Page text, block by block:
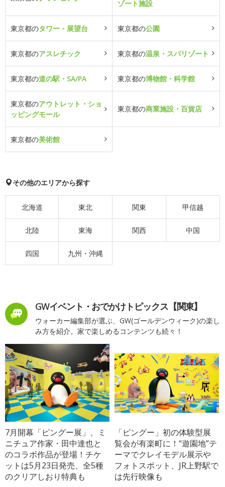
ゾート施設
東京都のタワー・展望台 東京都の公園
東京都のアスレチック 東京都の温泉・スパリゾート
東京都の道の駅・SA/PA 東京都の博物館・科学館
東京都のアウトレット・ショ
ッピングモール
東京都の商業施設・百貨店
東京都の美術館
その他のエリアから探す
北海道 東北 関東 甲信越
北陸 東海 関西 中国
四国 九州・沖縄
GWイベント・おでかけトピックス【関東】
ウォーカー編集部が選ぶ、GW(ゴールデンウィーク)の楽し
み方を紹介。家で楽しめるコンテンツも続々！
7月開幕「ピングー展」、ミ
ニチュア作家・田中達也と
のコラボ作品が登場！チケ
ットは5月23日発売、全5種
のクリアしおり特典も
「ピングー」初の体験型展
覧会が有楽町に！“遊園地”テ
ーマでクレイモデル展示や
フォトスポット、JR上野駅で
は先行映像も